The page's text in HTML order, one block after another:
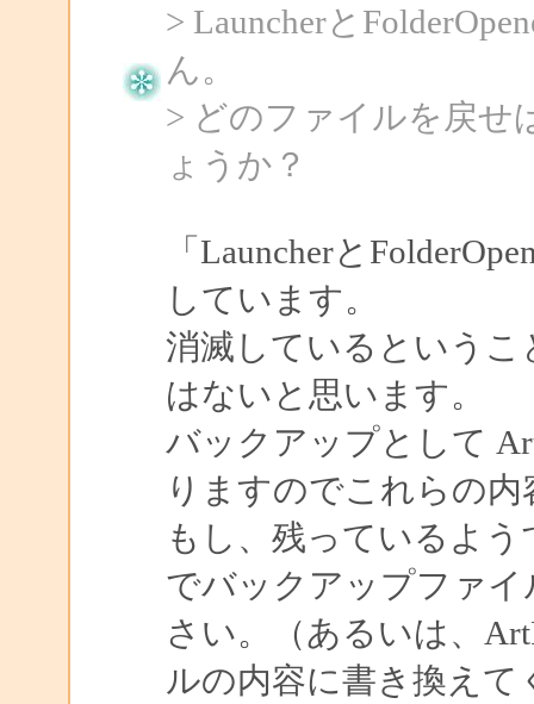
> Launcherと
ん。
> どのファイルを戻せ
ょうか？
「Launcherと
しています。
消滅しているというこ
はないと思います。
バックアップとして
りますのでこれらの
もし、残っているよ
でバックアップファイ
さい。（あるいは、
ルの内容に書き換えて